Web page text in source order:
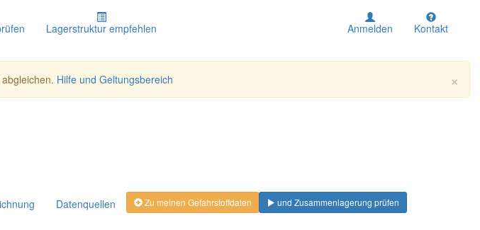
Lagerstruktur empfehlen Anmelden Kontakt
×
Hilfe und Geltungsbereich
Datenquellen Zu meinen Gefahrstoffdaten und Zusammenlagerung prüfen